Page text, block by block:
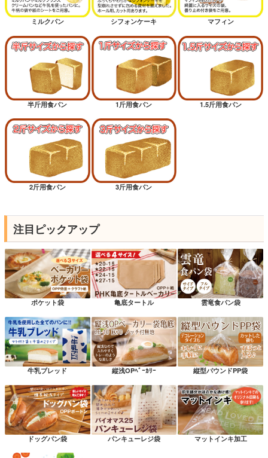
ミルクパン シフォンケーキ マフィン
半斤用食パン 1斤用食パン 1.5斤用食パン
2斤用食パン 3斤用食パン
注目ピックアップ
ポケット袋 亀底タートル 雲竜食パン袋
牛乳ブレッド 縦浅OPﾍﾞｰｶﾘｰ 縦型パウンドPP袋
ドッグパン袋 パンキューレジ袋 マットインキ加工